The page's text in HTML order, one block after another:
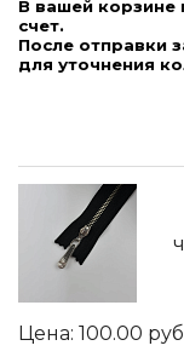
В вашей корзине
счет.
После отправки
для уточнения
100.00 руб